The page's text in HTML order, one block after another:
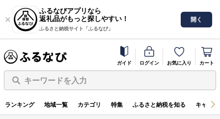
ふるなびアプリなら
返礼品がもっと探しやすい！
ふるさと納税サイト「ふるなび」
開く
ガイド ログイン お気に入り カート
キーワードを入力
ランキング 地域一覧 カテゴリ 特集 ふるさと納税を知る キャン